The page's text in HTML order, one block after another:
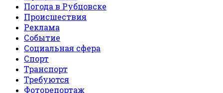
Погода в Рубцовске
Происшествия
Реклама
Событие
Социальная сфера
Спорт
Транспорт
Требуются
Фоторепортаж